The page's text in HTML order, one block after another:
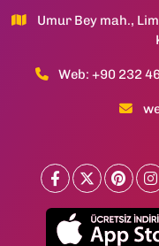
Umur Bey mah.,
Web: +90 232